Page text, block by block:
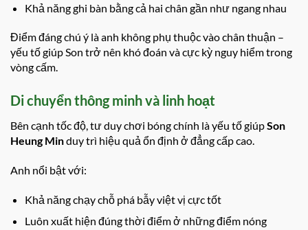
Khả năng ghi bàn bằng cả hai chân gần như ngang nhau
Điểm đáng chú ý là anh không phụ thuộc vào chân thuận –
yếu tố giúp Son trở nên khó đoán và cực kỳ nguy hiểm trong
vòng cấm.
Di chuyển thông minh và linh hoạt
Bên cạnh tốc độ, tư duy chơi bóng chính là yếu tố giúpSon
Heung Minduy trì hiệu quả ổn định ở đẳng cấp cao.
Anh nổi bật với:
Khả năng chạy chỗ phá bẫy việt vị cực tốt
Luôn xuất hiện đúng thời điểm ở những điểm nóng